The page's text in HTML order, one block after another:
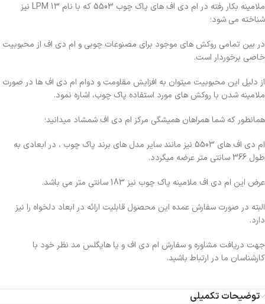
ملامينه بکار رفته در ام دی اف های پاک چوب 5503 که با نام LPM 13 نیز
شناخته می شود؛
در بین تمامی روکش های موجود برای مصنوعات چوبی و ام دی اف از محبوبیت
خاصی برخوردار است.
از دلیل این محبوبیت میتوان به افزایش مقاومت و دوام ام دی اف ها در صورت
ملامینه شدن با روکش های مورد استفاده پاک چوب، اشاره نمود.
همانطور که شما همراهان همیشگی مرکز ام دی اف شمشاد میدانید؛
ام دی اف های 5503 نیز مانند سایر مدل های برند پاک چوب ، در ابعادی به
طول 366 سانتی متر عرضه میگردد.
عرض این ام دی اف ملامینه پاک چوب نیز 183 سانتی متر می باشد.
البته در صورت سفارش عمده این محصول قابلیت ارائه در ابعاد دلخواه را نیز
دارد.
جهت دریافت مشاوره و سفارش ام دی اف و یا هایگلس مد نظر خود با
کارشناسان ما در ارتباط باشید.
توضیحات تکمیلی